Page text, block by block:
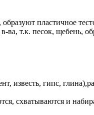
пластичное
ва, т.к. песок, щебень,
известь, гипс,
схватываются и